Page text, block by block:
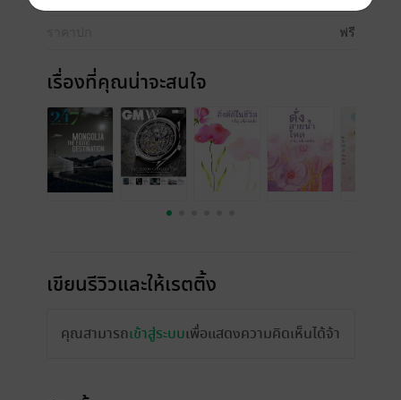
ฟรี
เรื่องที่คุณน่าจะสนใจ
เขียนรีวิวและให้เรตติ้ง
คุณสามารถเข้าสู่ระบบเพื่อแสดงความคิดเห็นได้จ้า